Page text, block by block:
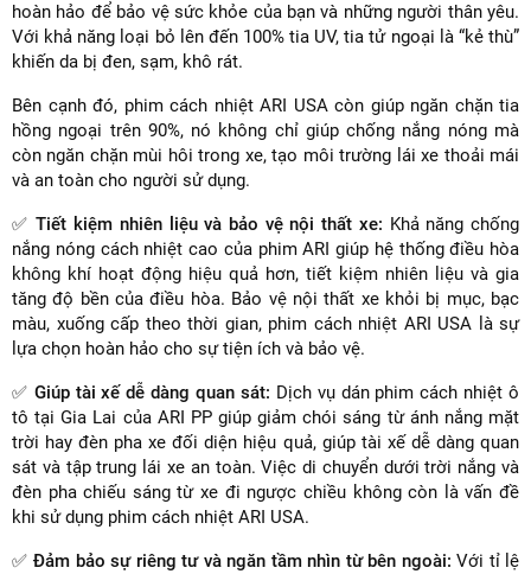
hoàn hảo để bảo vệ sức khỏe của bạn và những người thân yêu.
Với khả năng loại bỏ lên đến 100% tia UV, tia tử ngoại là “kẻ thù”
khiến da bị đen, sạm, khô rát.
Bên cạnh đó, phim cách nhiệt ARI USA còn giúp ngăn chặn tia
hồng ngoại trên 90%, nó không chỉ giúp chống nắng nóng mà
còn ngăn chặn mùi hôi trong xe, tạo môi trường lái xe thoải mái
và an toàn cho người sử dụng.
✅Tiết kiệm nhiên liệu và bảo vệ nội thất xe: Khả năng chống
nắng nóng cách nhiệt cao của phim ARI giúp hệ thống điều hòa
không khí hoạt động hiệu quả hơn, tiết kiệm nhiên liệu và gia
tăng độ bền của điều hòa. Bảo vệ nội thất xe khỏi bị mục, bạc
màu, xuống cấp theo thời gian, phim cách nhiệt ARI USA là sự
lựa chọn hoàn hảo cho sự tiện ích và bảo vệ.
✅ Giúp tài xế dễ dàng quan sát: Dịch vụ dán phim cách nhiệt ô
tô tại Gia Lai của ARI PP giúp giảm chói sáng từ ánh nắng mặt
trời hay đèn pha xe đối diện hiệu quả, giúp tài xế dễ dàng quan
sát và tập trung lái xe an toàn. Việc di chuyển dưới trời nắng và
đèn pha chiếu sáng từ xe đi ngược chiều không còn là vấn đề
khi sử dụng phim cách nhiệt ARI USA.
✅ Đảm bảo sự riêng tư và ngăn tầm nhìn từ bên ngoài: Với tỉ lệ